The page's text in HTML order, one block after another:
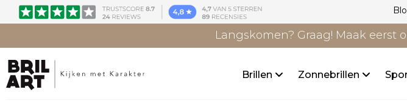
Langskomen? Graag! Maak eerst
Brillen Zonnebrillen